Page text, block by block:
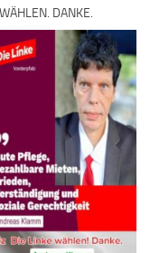
DANKE.